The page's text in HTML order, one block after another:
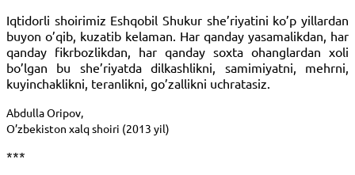
Iqtidorli shoirimiz Eshqobil Shukur she’riyatini ko’p yillardan
buyon o’qib, kuzatib kelaman. Har qanday yasamalikdan, har
qanday fikrbozlikdan, har qanday soxta ohanglardan xoli
bo’lgan bu she’riyatda dilkashlikni, samimiyatni, mehrni,
kuyinchaklikni, teranlikni, go’zallikni uchratasiz.
Abdulla Oripov,
O’zbekiston xalq shoiri (2013 yil)
***